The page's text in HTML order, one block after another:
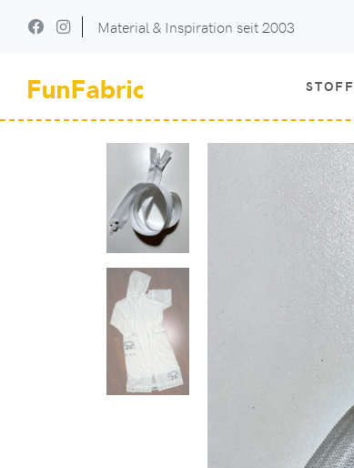
Material & Inspiration seit 2003